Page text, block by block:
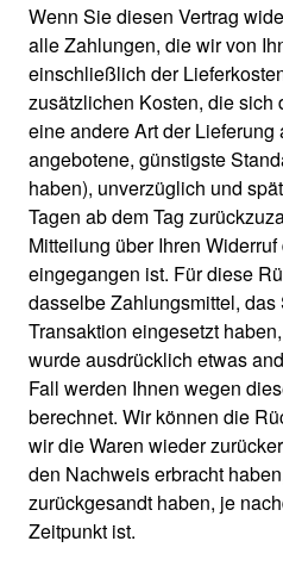
Wenn Sie diesen Vertrag
alle Zahlungen, die wir von
einschließlich der
zusätzlichen Kosten, die sich
eine andere Art der Lieferung
angebotene, günstigste
haben), unverzüglich und
Tagen ab dem Tag
Mitteilung über Ihren
eingegangen ist. Für diese
dasselbe Zahlungsmittel,
Transaktion eingesetzt
wurde ausdrücklich etwas
Fall werden Ihnen wegen
berechnet. Wir können die
wir die Waren wieder
den Nachweis erbracht
zurückgesandt haben, je
Zeitpunkt ist.